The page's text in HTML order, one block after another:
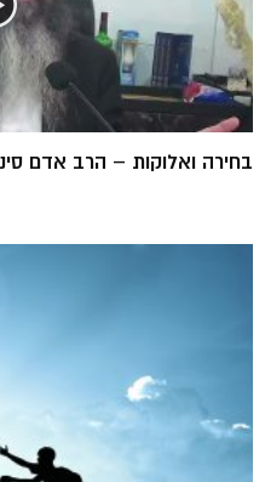
בחירה ואלוקות – הרב אדם